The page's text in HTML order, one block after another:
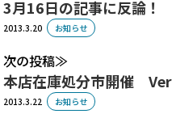
3月16日の記事に反論！
2013.3.20 お知らせ
次の投稿
本店在庫処分市開催
2013.3.22 お知らせ